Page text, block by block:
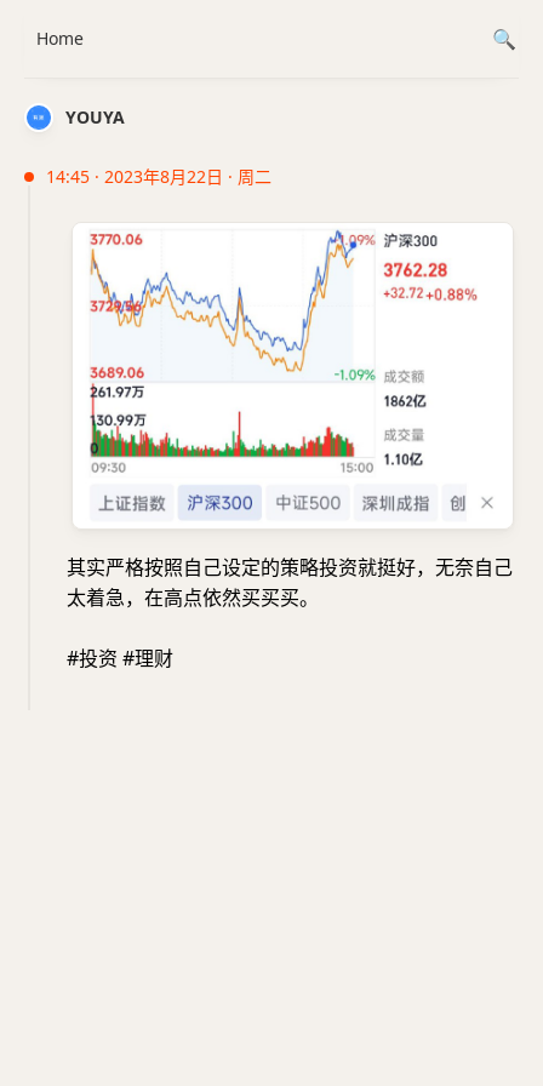
YOUYA
14:45 · 2023年8月22日 · 周二
其实严格按照自己设定的策略投资就挺好，无奈自己
太着急，在高点依然买买买。
#投资 #理财
Home